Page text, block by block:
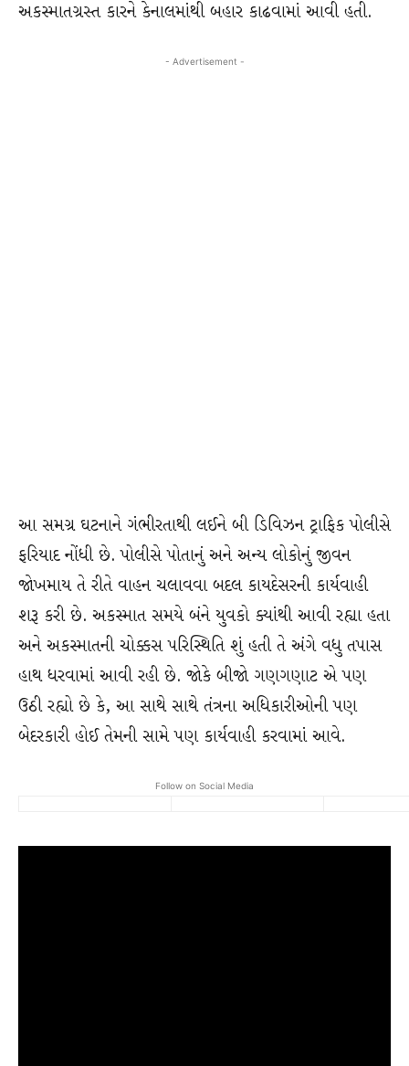
અકસ્માતગ્રસ્ત કારને કેનાલમાંથી બહાર કાઢવામાં આવી હતી.
- Advertisement -
આ સમગ્ર ઘટનાને ગંભીરતાથી લઈને બી ડિવિઝન ટ્રાફિક પોલીસે
ફરિયાદ નોંધી છે. પોલીસે પોતાનું અને અન્ય લોકોનું જીવન
જોખમાય તે રીતે વાહન ચલાવવા બદલ કાયદેસરની કાર્યવાહી
શરૂ કરી છે. અકસ્માત સમયે બંને યુવકો ક્યાંથી આવી રહ્યા હતા
અને અકસ્માતની ચોક્કસ પરિસ્થિતિ શું હતી તે અંગે વધુ તપાસ
હાથ ધરવામાં આવી રહી છે. જોકે બીજો ગણગણાટ એ પણ
ઉઠી રહ્યો છે કે, આ સાથે સાથે તંત્રના અધિકારીઓની પણ
બેદરકારી હોઈ તેમની સામે પણ કાર્યવાહી કરવામાં આવે.
Follow on Social Media